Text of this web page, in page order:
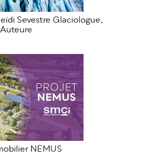
Sevestre Glaciologue,
NEMUS